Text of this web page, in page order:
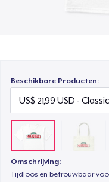
Beschikbare Producten:
Omschrijving:
Tijdloos en betrouwbaar
Classic
US$ 21,99
Kids
US$ 18,99